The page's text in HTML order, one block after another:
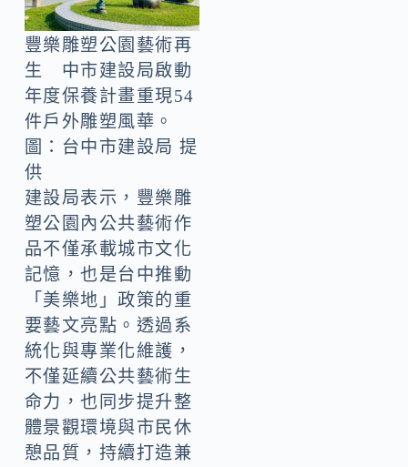
豐樂雕塑公園藝術再
生 中市建設局啟動
年度保養計畫重現54
件戶外雕塑風華。
圖：台中市建設局 提
供
建設局表示，豐樂雕
塑公園內公共藝術作
品不僅承載城市文化
記憶，也是台中推動
「美樂地」政策的重
要藝文亮點。透過系
統化與專業化維護，
不僅延續公共藝術生
命力，也同步提升整
體景觀環境與市民休
憩品質，持續打造兼